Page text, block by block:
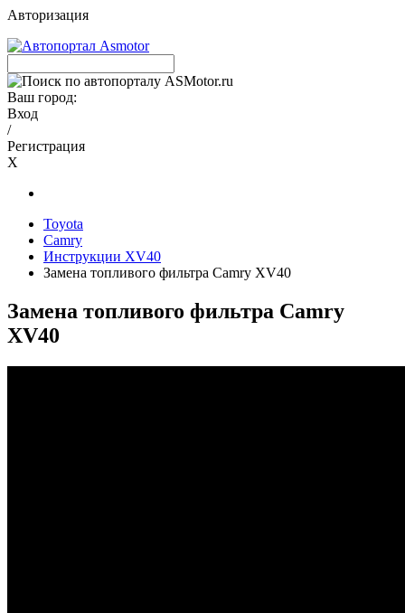
Авторизация
Ваш город:
Вход
/
Регистрация
X
Toyota
Camry
Инструкции XV40
Замена топливого фильтра Camry XV40
Замена топливого фильтра Camry
XV40